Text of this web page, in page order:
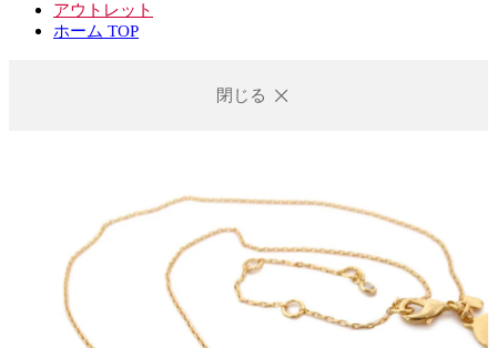
アウトレット
ホーム TOP
閉じる